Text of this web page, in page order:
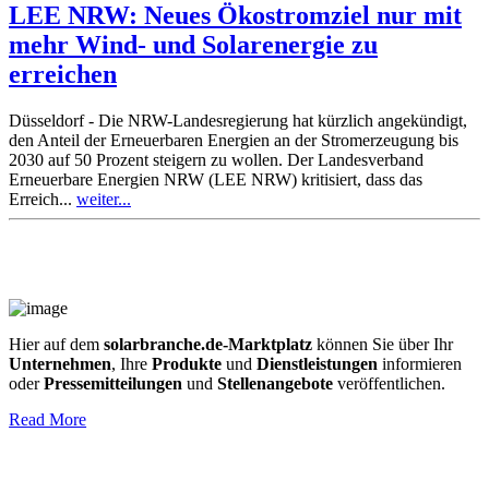
LEE NRW: Neues Ökostromziel nur mit
mehr Wind- und Solarenergie zu
erreichen
Düsseldorf - Die NRW-Landesregierung hat kürzlich angekündigt,
den Anteil der Erneuerbaren Energien an der Stromerzeugung bis
2030 auf 50 Prozent steigern zu wollen. Der Landesverband
Erneuerbare Energien NRW (LEE NRW) kritisiert, dass das
Erreich... weiter...
Hier auf demsolarbranche.de-Marktplatz können Sie über Ihr
Unternehmen, IhreProdukte undDienstleistungen informieren
oderPressemitteilungen undStellenangebote veröffentlichen.
Read More